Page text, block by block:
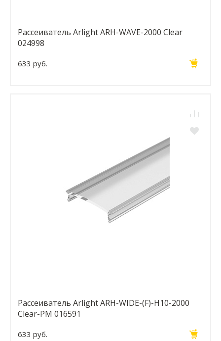
Рассеиватель Arlight ARH-WAVE-2000 Clear
024998
633 руб.
Рассеиватель Arlight ARH-WIDE-(F)-H10-2000
Clear-PM 016591
633 руб.